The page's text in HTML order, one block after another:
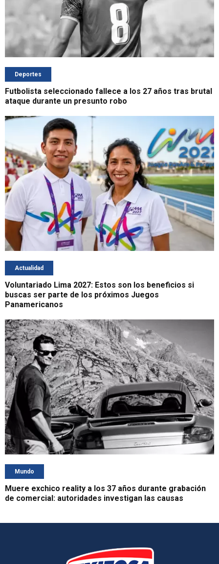
Deportes
Futbolista seleccionado fallece a los 27 años tras brutal
ataque durante un presunto robo
Actualidad
Voluntariado Lima 2027: Estos son los beneficios si
buscas ser parte de los próximos Juegos
Panamericanos
Mundo
Muere exchico reality a los 37 años durante grabación
de comercial: autoridades investigan las causas